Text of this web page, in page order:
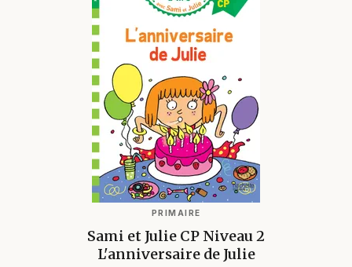
PRIMAIRE
Sami et Julie CP Niveau 2
L'anniversaire de Julie